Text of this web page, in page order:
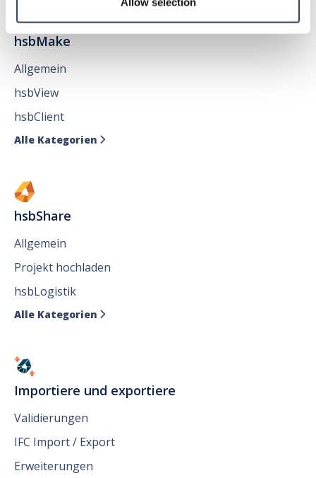
hsbMake
Allgemein
hsbView
hsbClient
Alle Kategorien 
hsbShare
Allgemein
Projekt hochladen
hsbLogistik
Alle Kategorien 
Importiere und exportiere
Validierungen
IFC Import / Export
Erweiterungen